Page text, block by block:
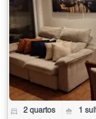
2 quartos 1